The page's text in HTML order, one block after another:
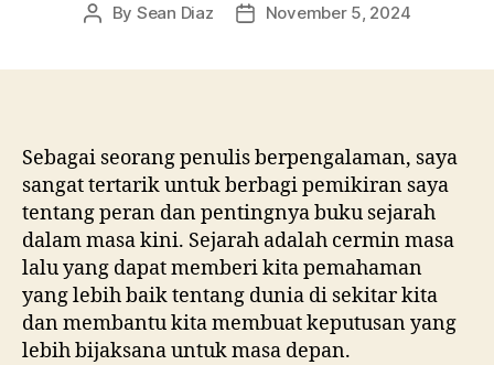
Post
By Sean Diaz
PostNovember 5, 2024
Sebagai seorang penulis berpengalaman, saya
sangat tertarik untuk berbagi pemikiran saya
tentang peran dan pentingnya buku sejarah
dalam masa kini. Sejarah adalah cermin masa
lalu yang dapat memberi kita pemahaman
yang lebih baik tentang dunia di sekitar kita
dan membantu kita membuat keputusan yang
lebih bijaksana untuk masa depan.